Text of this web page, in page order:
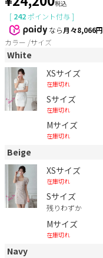
税込
[ 242ポイント付与 ]
なら月々8,066円
カラー サイズ
White
XSサイズ
在庫切れ
Sサイズ
在庫切れ
Mサイズ
在庫切れ
Beige
XSサイズ
在庫切れ
Sサイズ
残りわずか
Mサイズ
在庫切れ
Navy